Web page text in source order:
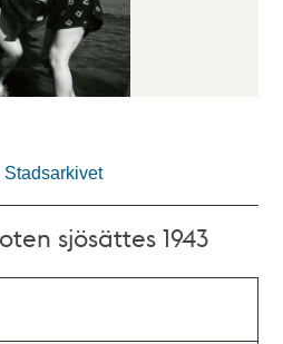
Stadsarkivet
sjösättes 1943